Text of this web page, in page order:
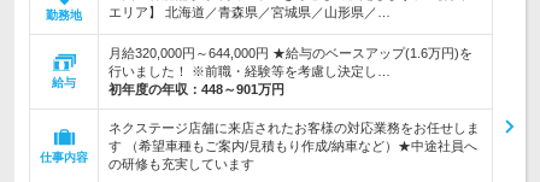
勤務地
エリア】 北海道／青森県／宮城県／山形県／…
給与
月給320,000円～644,000円 ★給与のベースアップ(1.6万円)を
行いました！ ※前職・経験等を考慮し決定し…
初年度の年収： 448～901万円
仕事内容
ネクステージ店舗に来店されたお客様の対応業務をお任せしま
す （希望車種もご案内/見積もり作成/納車など）★中途社員へ
の研修も充実しています